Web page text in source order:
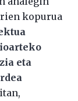
kopurua
eta